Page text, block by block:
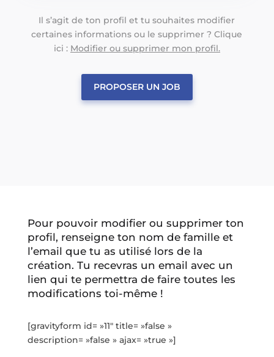
Il s’agit de ton profil et tu souhaites modifier
certaines informations ou le supprimer ? Clique
ici : Modifier ou supprimer mon profil.
PROPOSER UN JOB
Pour pouvoir modifier ou supprimer ton
profil, renseigne ton nom de famille et
l’email que tu as utilisé lors de la
création. Tu recevras un email avec un
lien qui te permettra de faire toutes les
modifications toi-même !
[gravityform id= »11″ title= »false »
description= »false » ajax= »true »]